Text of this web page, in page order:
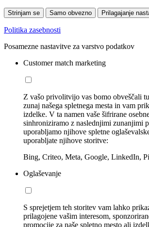
Strinjam se Samo obvezno Prilagajanje
Politika zasebnosti
Posamezne nastavitve za varstvo podatkov
Customer match marketing
Z vašo privolitvijo vas bomo obveščali
zunaj našega spletnega mesta in vam
izdelke. V ta namen vaše šifrirane
sinhroniziramo z naslednjimi zunanjimi
uporabljamo njihove spletne
uporabljate njihove storitve:
Bing, Criteo, Meta, Google, LinkedIn,
Oglaševanje
S sprejetjem teh storitev vam lahko
prilagojene vašim interesom,
promocije za naše spletno mesto ali